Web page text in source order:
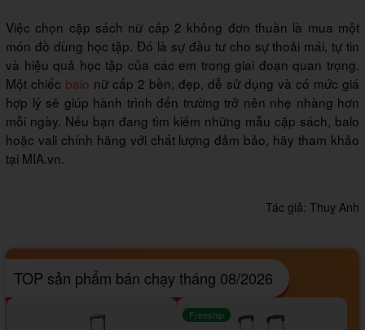
Việc chọn cặp sách nữ cấp 2 không đơn thuần là mua một
món đồ dùng học tập. Đó là sự đầu tư cho sự thoải mái, tự tin
và hiệu quả học tập của các em trong giai đoạn quan trọng.
Một chiếc balo nữ cấp 2 bền, đẹp, dễ sử dụng và có mức giá
hợp lý sẽ giúp hành trình đến trường trở nên nhẹ nhàng hơn
mỗi ngày. Nếu bạn đang tìm kiếm những mẫu cặp sách, balo
hoặc vali chính hãng với chất lượng đảm bảo, hãy tham khảo
tại MIA.vn.
Tác giả: Thuỵ Anh
TOP sản phẩm bán chạy tháng 08/2026
Freeship